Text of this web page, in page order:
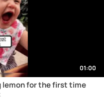
01:00
lemon for the first time